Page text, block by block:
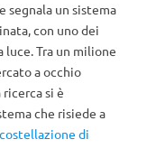
segnala un sistema
con uno dei
luce. Tra un milione
a occhio
si è
che risiede a
costellazione di